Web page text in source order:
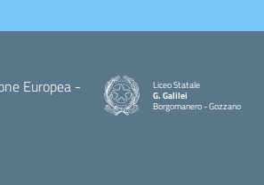
Liceo Statale
G. Galilei
Borgomanero - Gozzano